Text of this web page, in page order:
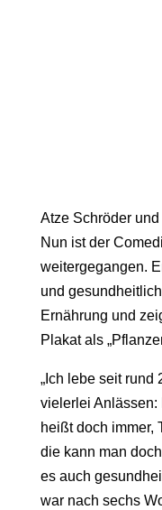
Atze Schröder
Nun ist der
weitergegangen.
und
Ernährung und
Plakat als
„Ich lebe seit rund
vielerlei Anlässen:
heißt doch immer,
die kann man
es auch
war nach sechs